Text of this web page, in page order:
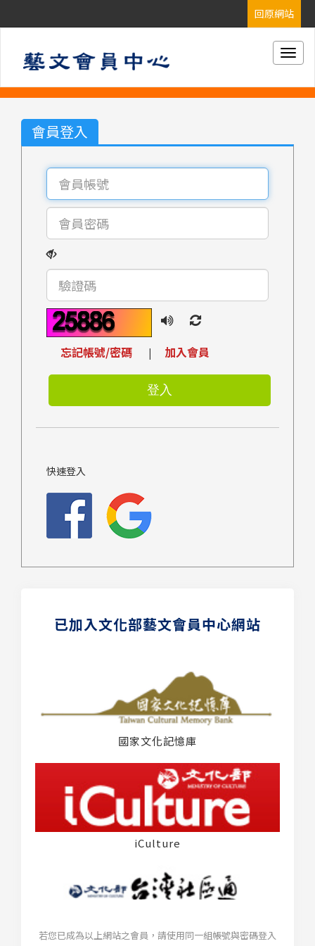
會員登入
忘記帳號/密碼 | 加入會員
快速登入
已加入文化部藝文會員中心網站
國家文化記憶庫
iCulture
若您已成為以上網站之會員，請使用同一組帳號與密碼登入